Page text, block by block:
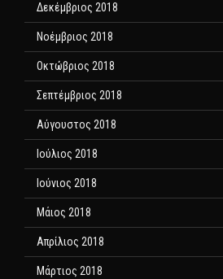
Δεκέμβριος 2018
Νοέμβριος 2018
Οκτώβριος 2018
Σεπτέμβριος 2018
Αύγουστος 2018
Ιούλιος 2018
Ιούνιος 2018
Μάιος 2018
Απρίλιος 2018
Μάρτιος 2018